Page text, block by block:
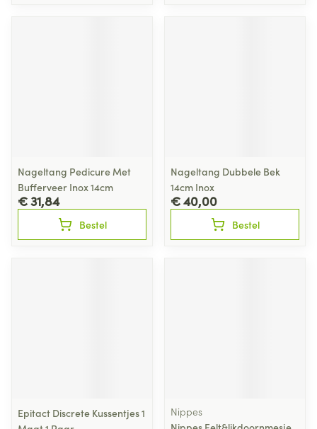
Nageltang Pedicure Met
Bufferveer Inox 14cm
€ 31,84
Bestel
Nageltang Dubbele Bek
14cm Inox
€ 40,00
Bestel
Epitact Discrete Kussentjes 1
Nippes